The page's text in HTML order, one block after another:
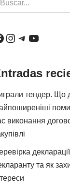
тендер. Що
виконання
та як